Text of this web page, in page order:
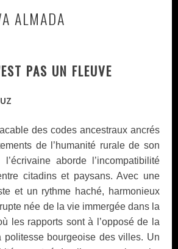
ALMADA
PAS UN FLEUVE
des codes ancestraux ancrés
de l’humanité rurale de son
aborde l’incompatibilité
citadins et paysans. Avec une
et un rythme haché, harmonieux
née de la vie immergée dans la
les rapports sont à l’opposé de la
politesse bourgeoise des villes. Un